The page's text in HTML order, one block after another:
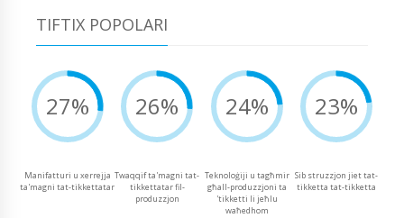
TIFTIX POPOLARI
27%
Manifatturi u xerrejja
ta'magni tat-tikkettatar
26%
Twaqqif ta'magni tat-
tikkettatar fil-
produzzjon
24%
Teknoloġiji u tagħmir
għall-produzzjoni ta
'tikketti li jeħlu
waħedhom
23%
Sib struzzjon jiet tat-
tikketta tat-tikketta